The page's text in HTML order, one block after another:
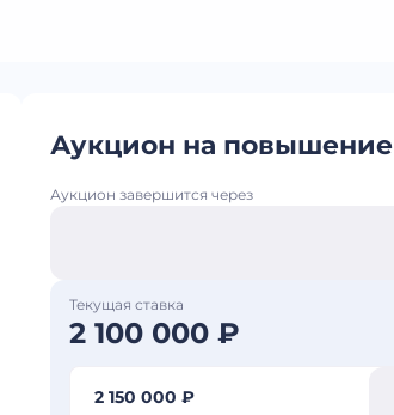
Аукцион на повышение
Аукцион завершится через
Текущая ставка
2 100 000 ₽
2 150 000 ₽